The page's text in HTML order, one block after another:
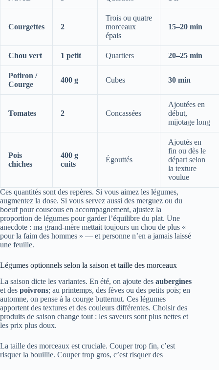
Courgettes 2
Trois ou quatre
morceaux
épais
15–20 min
Chou vert 1 petit Quartiers 20–25 min
Potiron /
Courge
400 g Cubes 30 min
Tomates 2 Concassées
Ajoutées en
début,
mijotage long
Pois
chiches
400 g
cuits
Égouttés
Ajoutés en
fin ou dès le
départ selon
la texture
voulue
Ces quantités sont des repères. Si vous aimez les légumes,
augmentez la dose. Si vous servez aussi des merguez ou du
boeuf pour couscous en accompagnement, ajustez la
proportion de légumes pour garder l’équilibre du plat. Une
anecdote : ma grand-mère mettait toujours un chou de plus «
pour la faim des hommes » — et personne n’en a jamais laissé
une feuille.
Légumes optionnels selon la saison et taille des morceaux
La saison dicte les variantes. En été, on ajoute des aubergines
et des poivrons; au printemps, des fèves ou des petits pois; en
automne, on pense à la courge butternut. Ces légumes
apportent des textures et des couleurs différentes. Choisir des
produits de saison change tout : les saveurs sont plus nettes et
les prix plus doux.
La taille des morceaux est cruciale. Couper trop fin, c’est
risquer la bouillie. Couper trop gros, c’est risquer des